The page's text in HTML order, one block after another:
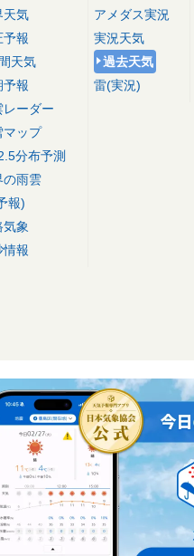
天気
予報
天気
予報
レーダー
マップ
分布予測
の雨雲
報)
気象
情報
アメダス実況
実況天気
過去天気
雷(実況)